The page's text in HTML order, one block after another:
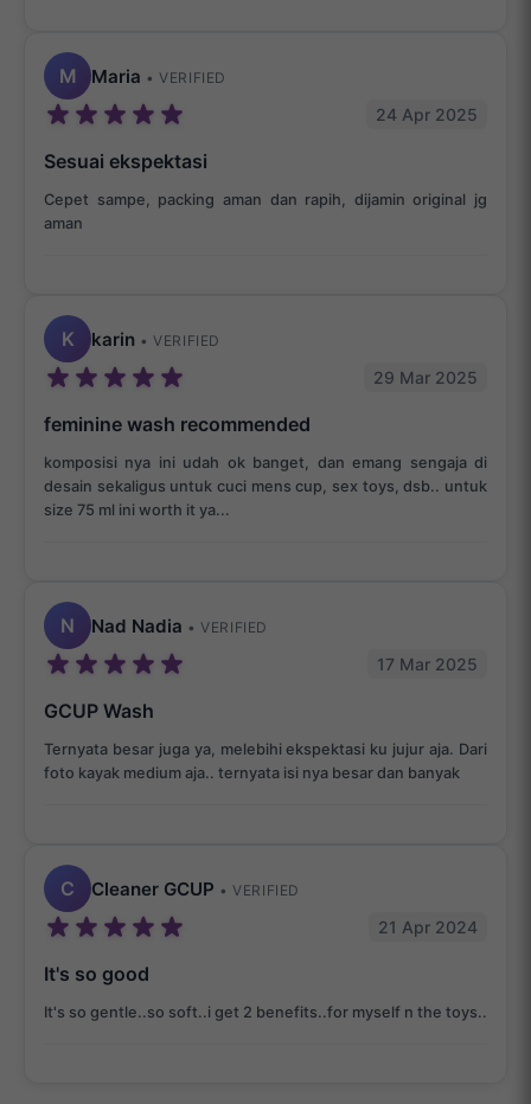
M Maria • VERIFIED
24 Apr 2025
Sesuai ekspektasi
Cepet sampe, packing aman dan rapih, dijamin original jg
aman
K karin • VERIFIED
29 Mar 2025
feminine wash recommended
komposisi nya ini udah ok banget, dan emang sengaja di
desain sekaligus untuk cuci mens cup, sex toys, dsb.. untuk
size 75 ml ini worth it ya...
N Nad Nadia • VERIFIED
17 Mar 2025
GCUP Wash
Ternyata besar juga ya, melebihi ekspektasi ku jujur aja. Dari
foto kayak medium aja.. ternyata isi nya besar dan banyak
C Cleaner GCUP • VERIFIED
21 Apr 2024
It's so good
It's so gentle..so soft..i get 2 benefits..for myself n the toys..